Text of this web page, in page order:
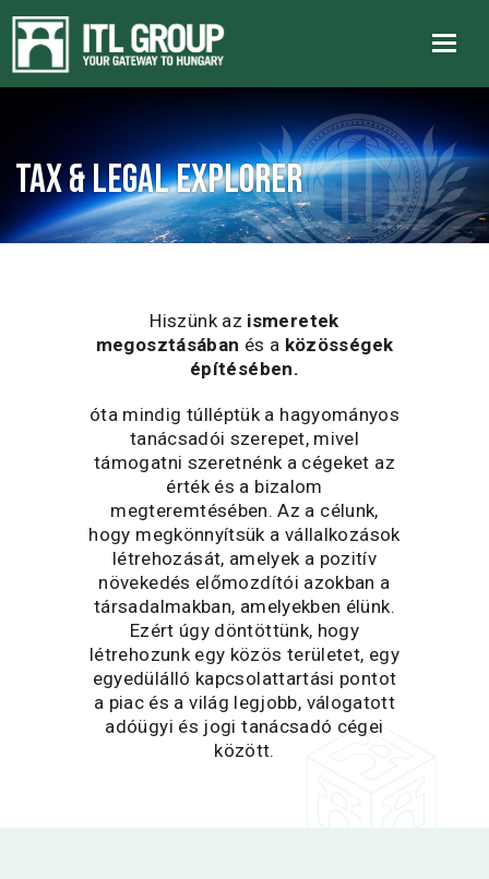
Tax & Legal explorer
Hiszünk az ismeretek
megosztásában és a közösségek
építésében.
óta mindig túlléptük a hagyományos
tanácsadói szerepet, mivel
támogatni szeretnénk a cégeket az
érték és a bizalom
megteremtésében. Az a célunk,
hogy megkönnyítsük a vállalkozások
létrehozását, amelyek a pozitív
növekedés előmozdítói azokban a
társadalmakban, amelyekben élünk.
Ezért úgy döntöttünk, hogy
létrehozunk egy közös területet, egy
egyedülálló kapcsolattartási pontot
a piac és a világ legjobb, válogatott
adóügyi és jogi tanácsadó cégei
között.